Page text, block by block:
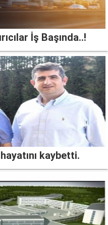
İş Başında..!
kaybetti.